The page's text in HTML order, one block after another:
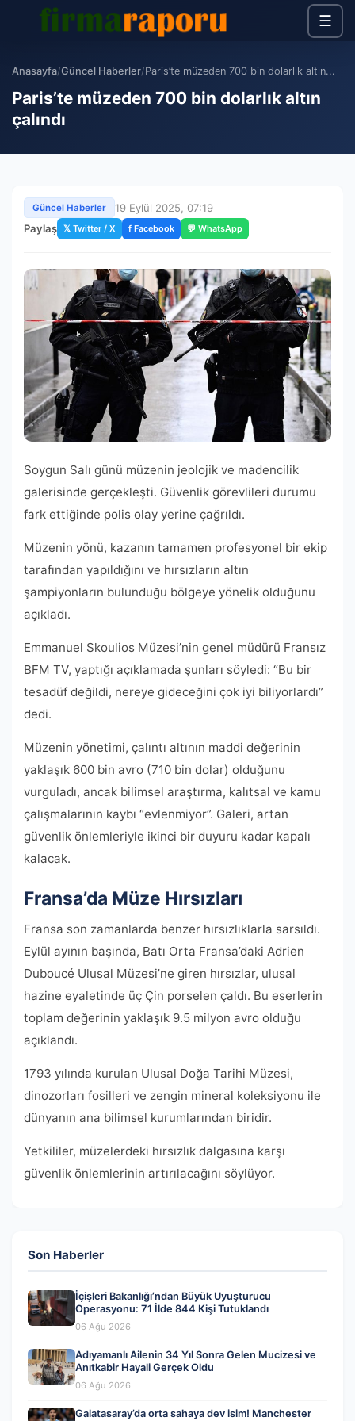
☰
Anasayfa/Güncel Haberler/Paris’te müzeden 700 bin dolarlık altın...
Paris’te müzeden 700 bin dolarlık altın
çalındı
Güncel Haberler
19 Eylül 2025, 07:19
Paylaş 𝕏 Twitter / X f Facebook 💬 WhatsApp
Soygun Salı günü müzenin jeolojik ve madencilik
galerisinde gerçekleşti. Güvenlik görevlileri durumu
fark ettiğinde polis olay yerine çağrıldı.
Müzenin yönü, kazanın tamamen profesyonel bir ekip
tarafından yapıldığını ve hırsızların altın
şampiyonların bulunduğu bölgeye yönelik olduğunu
açıkladı.
Emmanuel Skoulios Müzesi’nin genel müdürü Fransız
BFM TV, yaptığı açıklamada şunları söyledi: “Bu bir
tesadüf değildi, nereye gideceğini çok iyi biliyorlardı”
dedi.
Müzenin yönetimi, çalıntı altının maddi değerinin
yaklaşık 600 bin avro (710 bin dolar) olduğunu
vurguladı, ancak bilimsel araştırma, kalıtsal ve kamu
çalışmalarının kaybı “evlenmiyor”. Galeri, artan
güvenlik önlemleriyle ikinci bir duyuru kadar kapalı
kalacak.
Fransa’da Müze Hırsızları
Fransa son zamanlarda benzer hırsızlıklarla sarsıldı.
Eylül ayının başında, Batı Orta Fransa’daki Adrien
Duboucé Ulusal Müzesi’ne giren hırsızlar, ulusal
hazine eyaletinde üç Çin porselen çaldı. Bu eserlerin
toplam değerinin yaklaşık 9.5 milyon avro olduğu
açıklandı.
1793 yılında kurulan Ulusal Doğa Tarihi Müzesi,
dinozorları fosilleri ve zengin mineral koleksiyonu ile
dünyanın ana bilimsel kurumlarından biridir.
Yetkililer, müzelerdeki hırsızlık dalgasına karşı
güvenlik önlemlerinin artırılacağını söylüyor.
Son Haberler
İçişleri Bakanlığı’ndan Büyük Uyuşturucu
Operasyonu: 71 İlde 844 Kişi Tutuklandı
06 Ağu 2026
Adıyamanlı Ailenin 34 Yıl Sonra Gelen Mucizesi ve
Anıtkabir Hayali Gerçek Oldu
06 Ağu 2026
Galatasaray’da orta sahaya dev isim! Manchester